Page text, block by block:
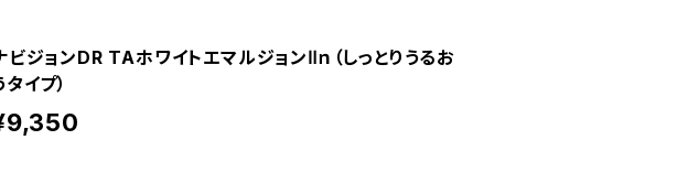
ビジョンDR TAホワイトエマルジョンⅡｎ（しっとりうるお
タイプ）